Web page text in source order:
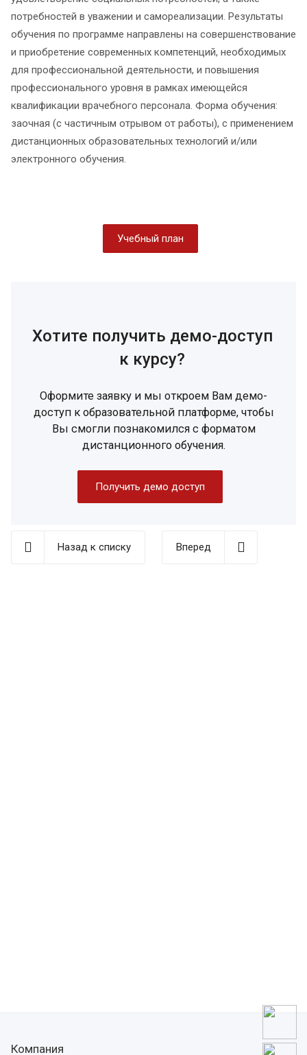
потребностей в уважении и самореализации. Результаты
обучения по программе направлены на совершенствование
и приобретение современных компетенций, необходимых
для профессиональной деятельности, и повышения
профессионального уровня в рамках имеющейся
квалификации врачебного персонала. Форма обучения:
заочная (с частичным отрывом от работы), с применением
дистанционных образовательных технологий и/или
электронного обучения.
Учебный план
Хотите получить демо-доступ
к курсу?
Оформите заявку и мы откроем Вам демо-
доступ к образовательной платформе, чтобы
Вы смогли познакомился с форматом
дистанционного обучения.
Получить демо доступ
Назад к списку Вперед
Компания